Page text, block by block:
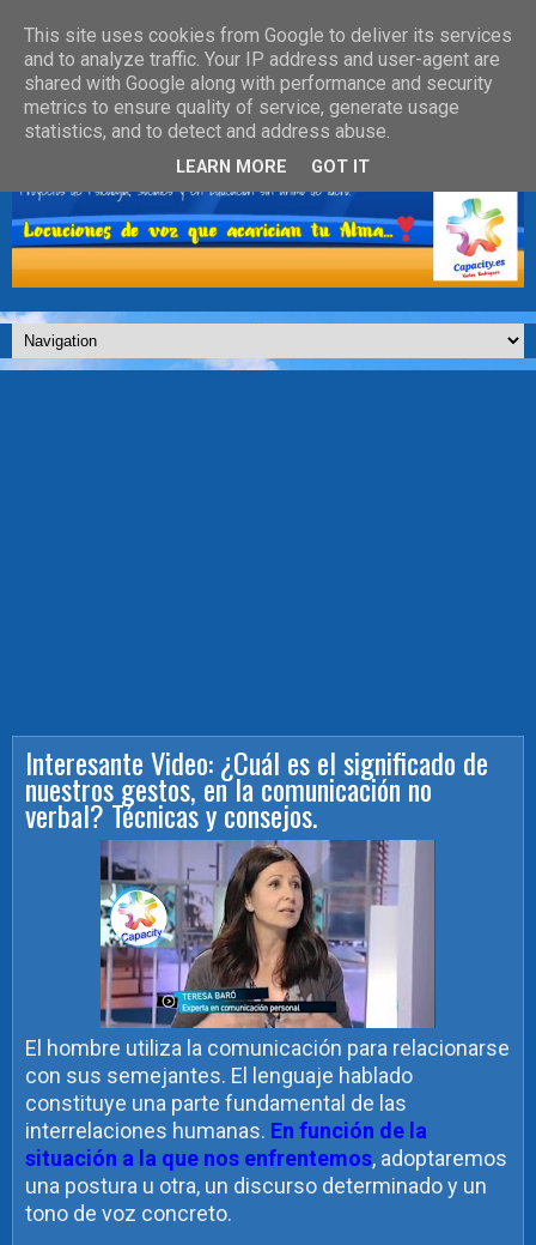
Interesante Video: ¿Cuál es el significado de
nuestros gestos, en la comunicación no
verbal? Técnicas y consejos.
El hombre utiliza la comunicación para relacionarse
con sus semejantes. El lenguaje hablado
constituye una parte fundamental de las
interrelaciones humanas. En función de la
situación a la que nos enfrentemos, adoptaremos
una postura u otra, un discurso determinado y un
tono de voz concreto.
This site uses cookies from Google to deliver its services
and to analyze traffic. Your IP address and user-agent are
shared with Google along with performance and security
metrics to ensure quality of service, generate usage
statistics, and to detect and address abuse.
LEARN MORE GOT IT